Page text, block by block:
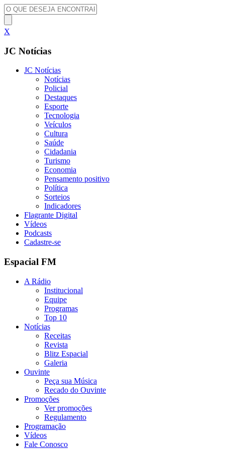
X
JC Notícias
JC Notícias
Notícias
Policial
Destaques
Esporte
Tecnologia
Veículos
Cultura
Saúde
Cidadania
Turismo
Economia
Pensamento positivo
Política
Sorteios
Indicadores
Flagrante Digital
Vídeos
Podcasts
Cadastre-se
Espacial FM
A Rádio
Institucional
Equipe
Programas
Top 10
Notícias
Receitas
Revista
Blitz Espacial
Galeria
Ouvinte
Peça sua Música
Recado do Ouvinte
Promoções
Ver promoções
Regulamento
Programação
Vídeos
Fale Conosco